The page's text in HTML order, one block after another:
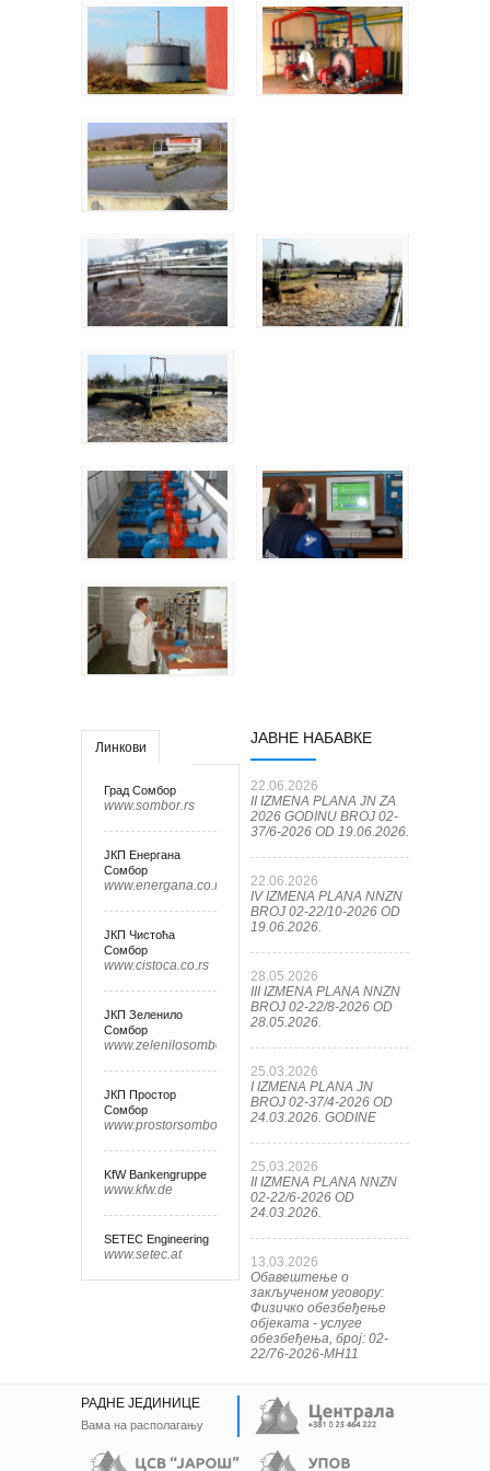
Линкови
Град Сомбор
www.sombor.rs
ЈКП Енергана
Сомбор
www.energana.co.rs
ЈКП Чистоћа
Сомбор
www.cistoca.co.rs
ЈКП Зеленило
Сомбор
www.zelenilosombor.co.rs
ЈКП Простор
Сомбор
www.prostorsombor.rs
KfW Bankengruppe
www.kfw.de
SETEC Engineering
www.setec.at
ЈАВНЕ НАБАВКЕ
22.06.2026
II IZMENA PLANA JN ZA
2026 GODINU BROJ 02-
37/6-2026 OD 19.06.2026.
22.06.2026
IV IZMENA PLANA NNZN
BROJ 02-22/10-2026 OD
19.06.2026.
28.05.2026
III IZMENA PLANA NNZN
BROJ 02-22/8-2026 OD
28.05.2026.
25.03.2026
I IZMENA PLANA JN
BROJ 02-37/4-2026 OD
24.03.2026. GODINE
25.03.2026
II IZMENA PLANA NNZN
02-22/6-2026 OD
24.03.2026.
13.03.2026
Обавештење о
закљученом уговору:
Физичко обезбеђење
објеката - услуге
обезбеђења, број: 02-
22/76-2026-МН11
РАДНЕ ЈЕДИНИЦЕ
Вама на располагању